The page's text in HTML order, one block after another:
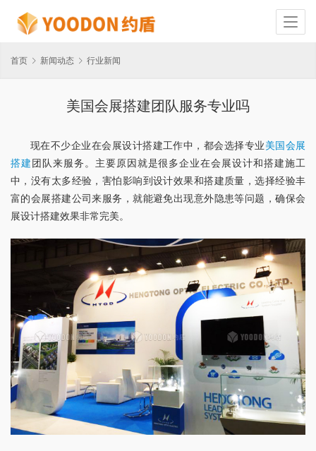
首页 新闻动态 行业新闻
美国会展搭建团队服务专业吗
现在不少企业在会展设计搭建工作中，都会选择专业美国会展
搭建团队来服务。主要原因就是很多企业在会展设计和搭建施工
中，没有太多经验，害怕影响到设计效果和搭建质量，选择经验丰
富的会展搭建公司来服务，就能避免出现意外隐患等问题，确保会
展设计搭建效果非常完美。